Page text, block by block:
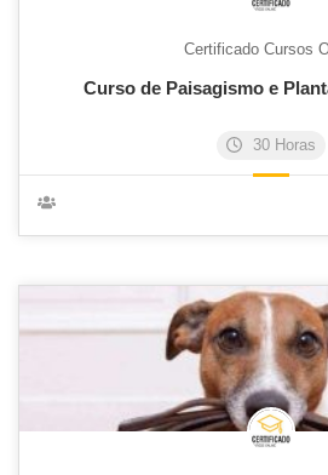
Certificado Cursos
Curso de Paisagismo e
30 Horas